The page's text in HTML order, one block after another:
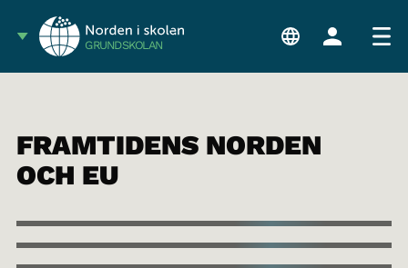
GRUNDSKOLAN
FRAMTIDENS NORDEN
OCH EU